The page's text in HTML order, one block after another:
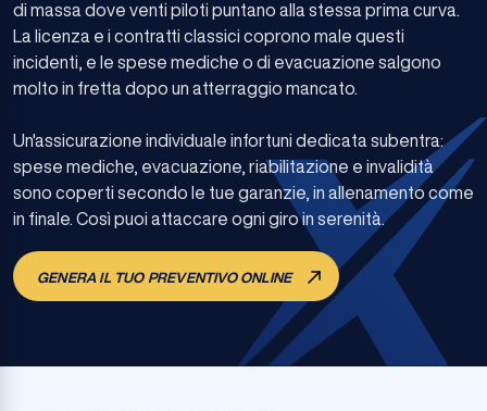
di massa dove venti piloti puntano alla stessa prima curva.
La licenza e i contratti classici coprono male questi
incidenti, e le spese mediche o di evacuazione salgono
molto in fretta dopo un atterraggio mancato.
Un'assicurazione individuale infortuni dedicata subentra:
spese mediche, evacuazione, riabilitazione e invalidità
sono coperti secondo le tue garanzie, in allenamento come
in finale. Così puoi attaccare ogni giro in serenità.
GENERA IL TUO PREVENTIVO ONLINE